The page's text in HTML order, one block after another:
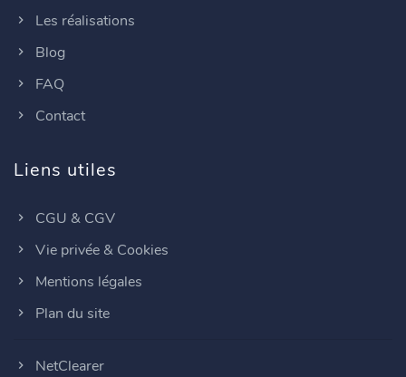
Les réalisations
Blog
FAQ
Contact
Liens utiles
CGU & CGV
Vie privée & Cookies
Mentions légales
Plan du site
NetClearer